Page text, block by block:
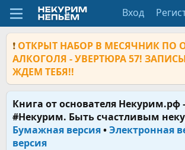
Вход
❗ ОТКРЫТ НАБОР В МЕСЯЧНИК ПО
АЛКОГОЛЯ - УВЕРТЮРА 57!
ЖДЕМ ТЕБЯ!!
Книга от основателя
#Некурим. Быть счастливым
Бумажная версия•Электронная
версия